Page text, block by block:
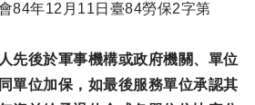
84年12月11日臺84勞保2字第
先後於軍事機構或政府機關、單位
單位加保，如最後服務單位承認其